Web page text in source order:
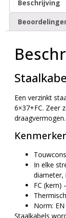
Beschrijving
Een verzinkt
6×37+FC. Zeer
draagvermogen.
In elke
diameter,
FC (kern)
Norm:
Staalkabels